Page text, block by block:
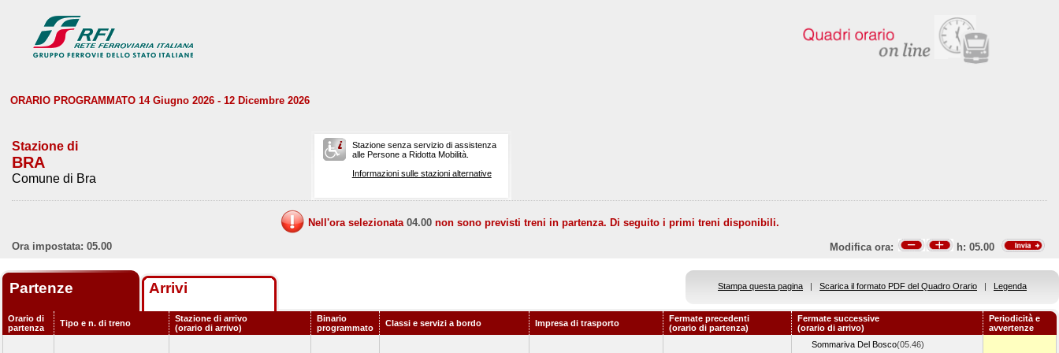
ORARIO PROGRAMMATO 14 Giugno 2026 - 12 Dicembre 2026
Stazione di
BRA
Comune di Bra
Stazione senza servizio di assistenza
alle Persone a Ridotta Mobilità.
Informazioni sulle stazioni alternative
Nell'ora selezionata 04.00 non sono previsti treni in partenza. Di seguito i primi treni disponibili.
Ora impostata: 05.00
Modifica ora: h: 05.00
Partenze Arrivi Stampa questa pagina | Scarica il formato PDF del Quadro Orario | Legenda
Orario di
partenza
Tipo e n. di treno
Stazione di arrivo
(orario di arrivo)
Binario
programmato
Classi e servizi a bordo Impresa di trasporto
Fermate precedenti
(orario di partenza)
Fermate successive
(orario di arrivo)
Periodicità e
avvertenze
Sommariva Del Bosco(05.46)